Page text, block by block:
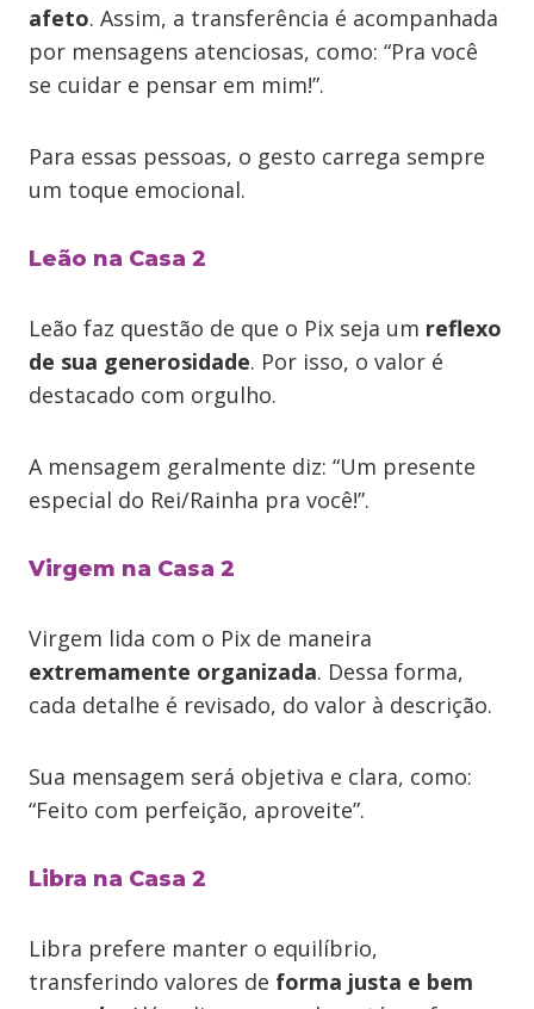
afeto. Assim, a transferência é acompanhada
por mensagens atenciosas, como: “Pra você
se cuidar e pensar em mim!”.
Para essas pessoas, o gesto carrega sempre
um toque emocional.
Leão na Casa 2
Leão faz questão de que o Pix seja um reflexo
de sua generosidade. Por isso, o valor é
destacado com orgulho.
A mensagem geralmente diz: “Um presente
especial do Rei/Rainha pra você!”.
Virgem na Casa 2
Virgem lida com o Pix de maneira
extremamente organizada. Dessa forma,
cada detalhe é revisado, do valor à descrição.
Sua mensagem será objetiva e clara, como:
“Feito com perfeição, aproveite”.
Libra na Casa 2
Libra prefere manter o equilíbrio,
transferindo valores de forma justa e bem